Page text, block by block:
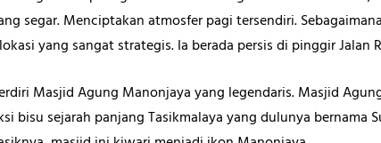
segar. Menciptakan atmosfer pagi tersendiri.
yang sangat strategis. Ia berada persis di pinggir Jalan
Masjid Agung Manonjaya yang legendaris. Masjid
bisu sejarah panjang Tasikmalaya yang dulunya bernama